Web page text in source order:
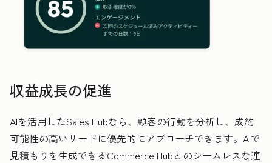
収益成長の促進
AIを活用したSales Hubなら、顧客の行動を分析し、成約
可能性の高いリードに優先的にアプローチできます。AIで
見積もりを生成できるCommerce Hubとのシームレスな連